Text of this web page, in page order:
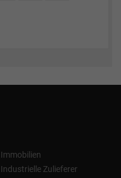
Immobilien
Industrielle Zulieferer